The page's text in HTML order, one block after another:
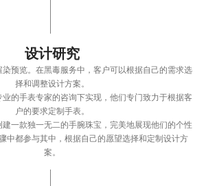
设计研究
预览。在黑毒服务中，客户可以根据自己的需求选
择和调整设计方案。
的手表专家的咨询下实现，他们专门致力于根据客
户的要求定制手表。
一款独一无二的手腕珠宝，完美地展现他们的个性
中都参与其中，根据自己的愿望选择和定制设计方
案。